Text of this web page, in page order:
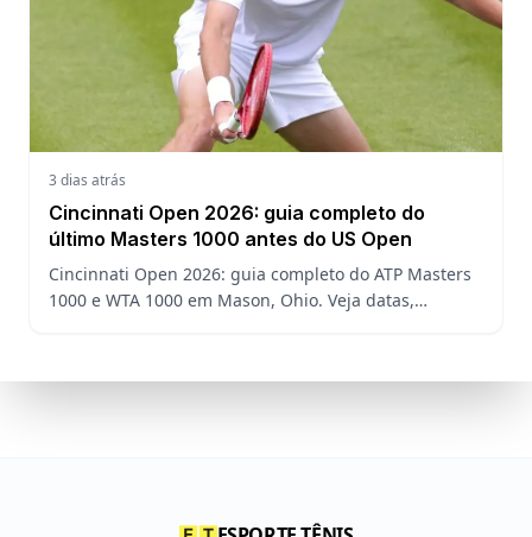
3 dias atrás
Cincinnati Open 2026: guia completo do
último Masters 1000 antes do US Open
Cincinnati Open 2026: guia completo do ATP Masters
1000 e WTA 1000 em Mason, Ohio. Veja datas,